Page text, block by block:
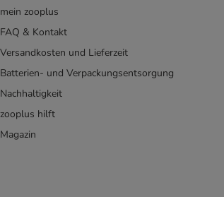
mein zooplus
FAQ & Kontakt
Versandkosten und Lieferzeit
Batterien- und Verpackungsentsorgung
Nachhaltigkeit
zooplus hilft
Magazin